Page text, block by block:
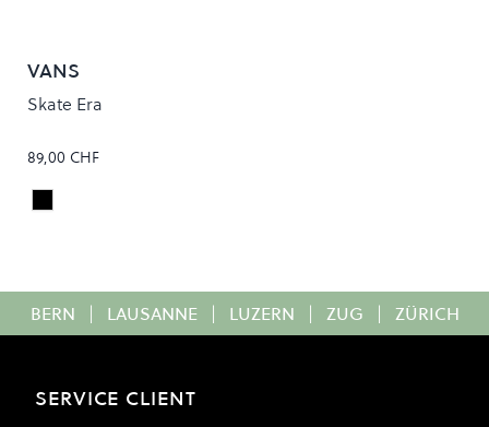
VANS
Skate Era
89,00 CHF
Colour
Black/White
BERN | LAUSANNE | LUZERN | ZUG | ZÜRICH
SERVICE CLIENT